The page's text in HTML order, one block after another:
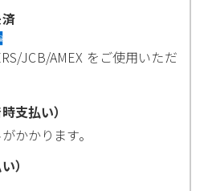
JCB/AMEX をご使用いただ
支払い）
かかります。
）